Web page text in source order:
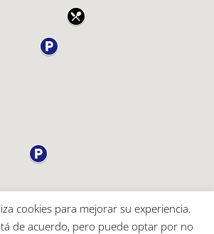
cookies para mejorar su experiencia.
de acuerdo, pero puede optar por no